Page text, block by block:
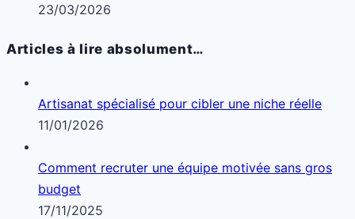
23/03/2026
Articles à lire absolument…
Artisanat spécialisé pour cibler une niche réelle
11/01/2026
Comment recruter une équipe motivée sans gros
budget
17/11/2025